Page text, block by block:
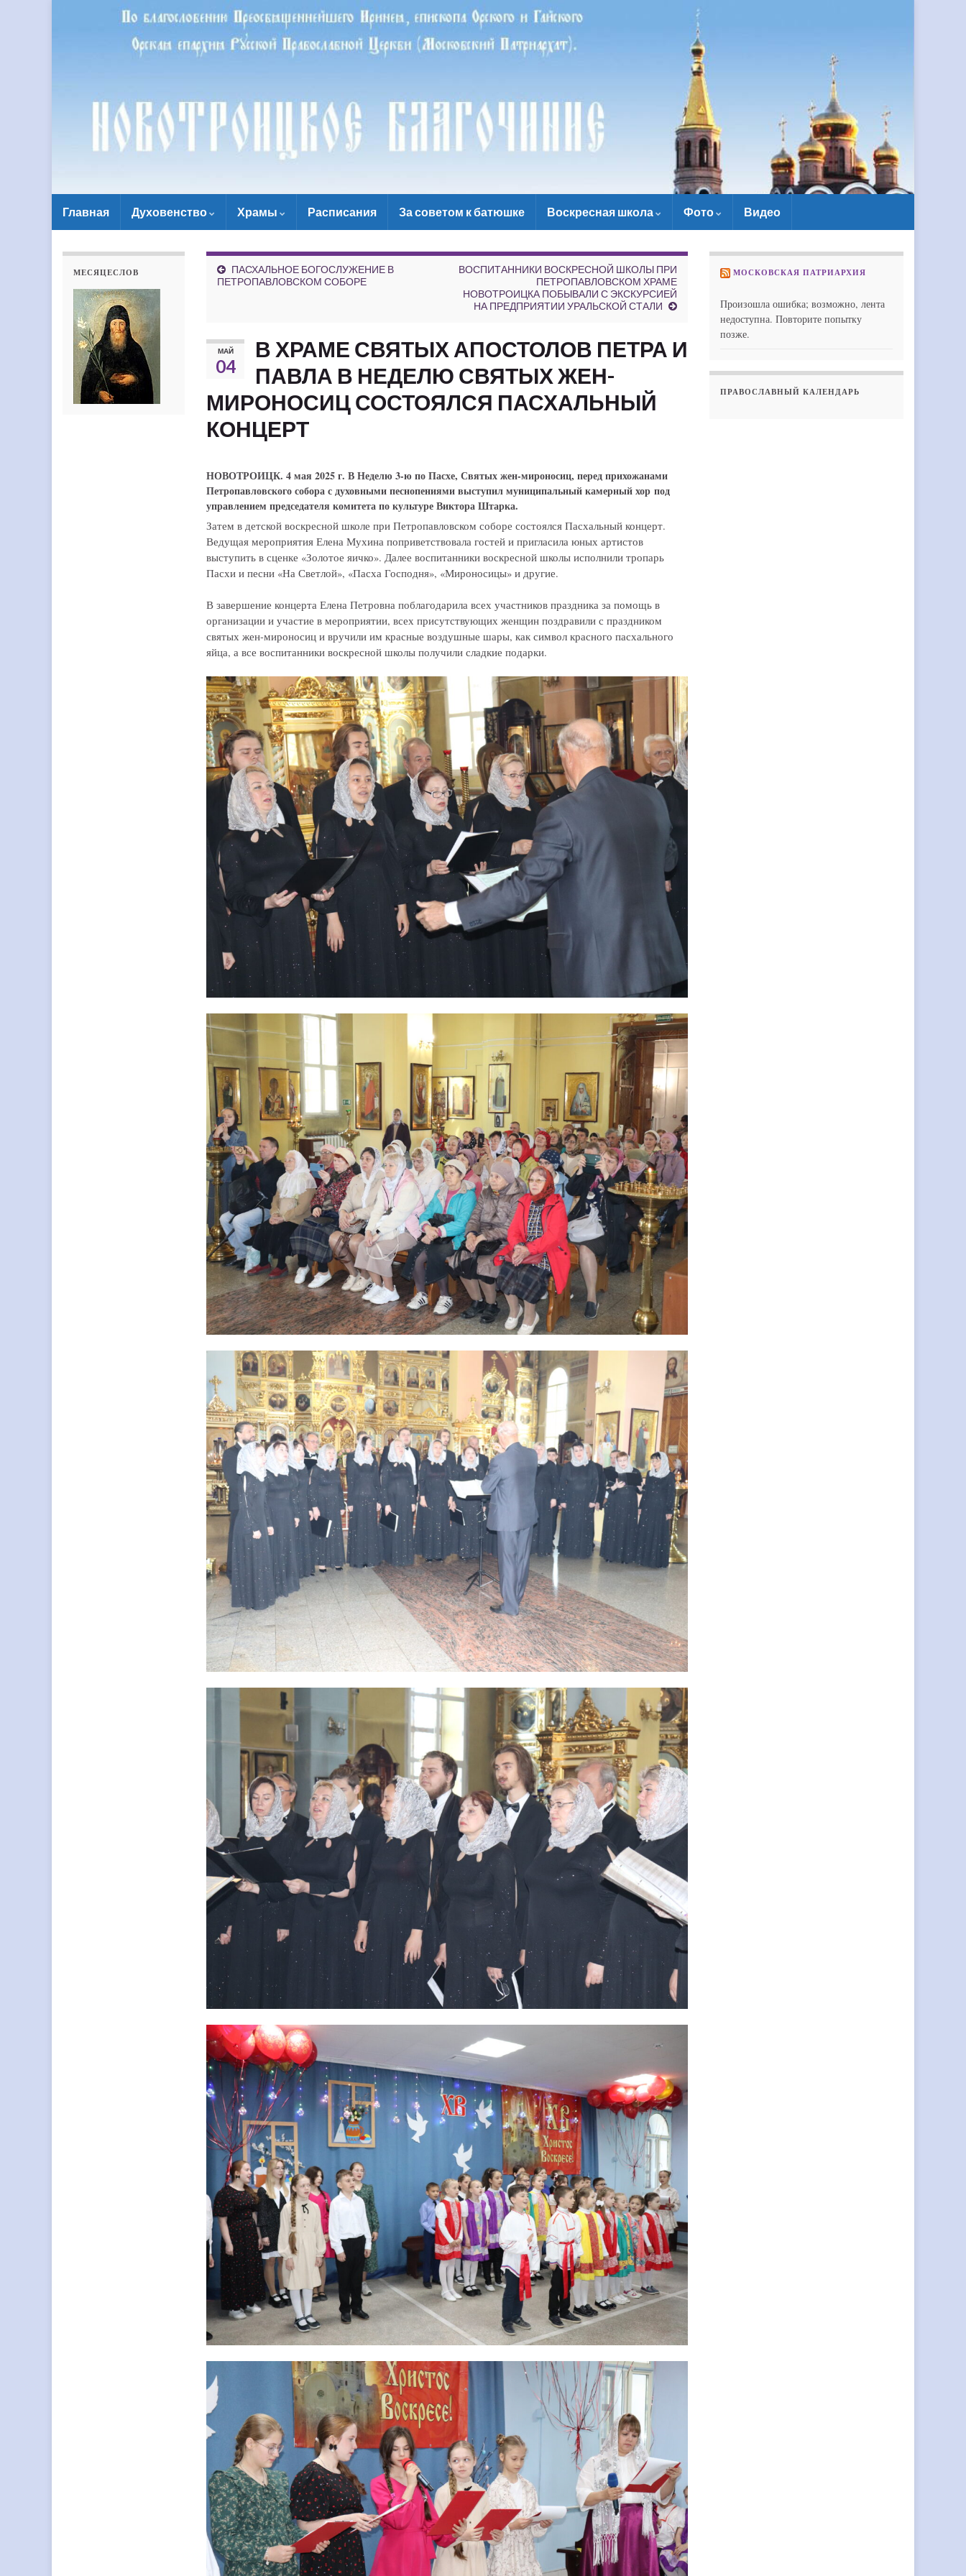
Главная Духовенство Храмы Расписания За советом к батюшке Воскресная школа Фото Видео
ПАСХАЛЬНОЕ БОГОСЛУЖЕНИЕ В
ПЕТРОПАВЛОВСКОМ СОБОРЕ
ВОСПИТАННИКИ ВОСКРЕСНОЙ ШКОЛЫ ПРИ
ПЕТРОПАВЛОВСКОМ ХРАМЕ
НОВОТРОИЦКА ПОБЫВАЛИ С ЭКСКУРСИЕЙ
НА ПРЕДПРИЯТИИ УРАЛЬСКОЙ СТАЛИ
МАЙ
04
В ХРАМЕ СВЯТЫХ АПОСТОЛОВ ПЕТРА И
ПАВЛА В НЕДЕЛЮ СВЯТЫХ ЖЕН-
МИРОНОСИЦ СОСТОЯЛСЯ ПАСХАЛЬНЫЙ
КОНЦЕРТ
НОВОТРОИЦК. 4 мая 2025 г. В Неделю 3-ю по Пасхе, Святых жен-мироносиц, перед прихожанами
Петропавловского собора с духовными песнопениями выступил муниципальный камерный хор под
управлением председателя комитета по культуре Виктора Штарка.
Затем в детской воскресной школе при Петропавловском соборе состоялся Пасхальный концерт.
Ведущая мероприятия Елена Мухина поприветствовала гостей и пригласила юных артистов
выступить в сценке «Золотое яичко». Далее воспитанники воскресной школы исполнили тропарь
Пасхи и песни «На Светлой», «Пасха Господня», «Мироносицы» и другие.
В завершение концерта Елена Петровна поблагодарила всех участников праздника за помощь в
организации и участие в мероприятии, всех присутствующих женщин поздравили с праздником
святых жен-мироносиц и вручили им красные воздушные шары, как символ красного пасхального
яйца, а все воспитанники воскресной школы получили сладкие подарки.
МЕСЯЦЕСЛОВ МОСКОВСКАЯ ПАТРИАРХИЯ
Произошла ошибка; возможно, лента
недоступна. Повторите попытку
позже.
ПРАВОСЛАВНЫЙ КАЛЕНДАРЬ